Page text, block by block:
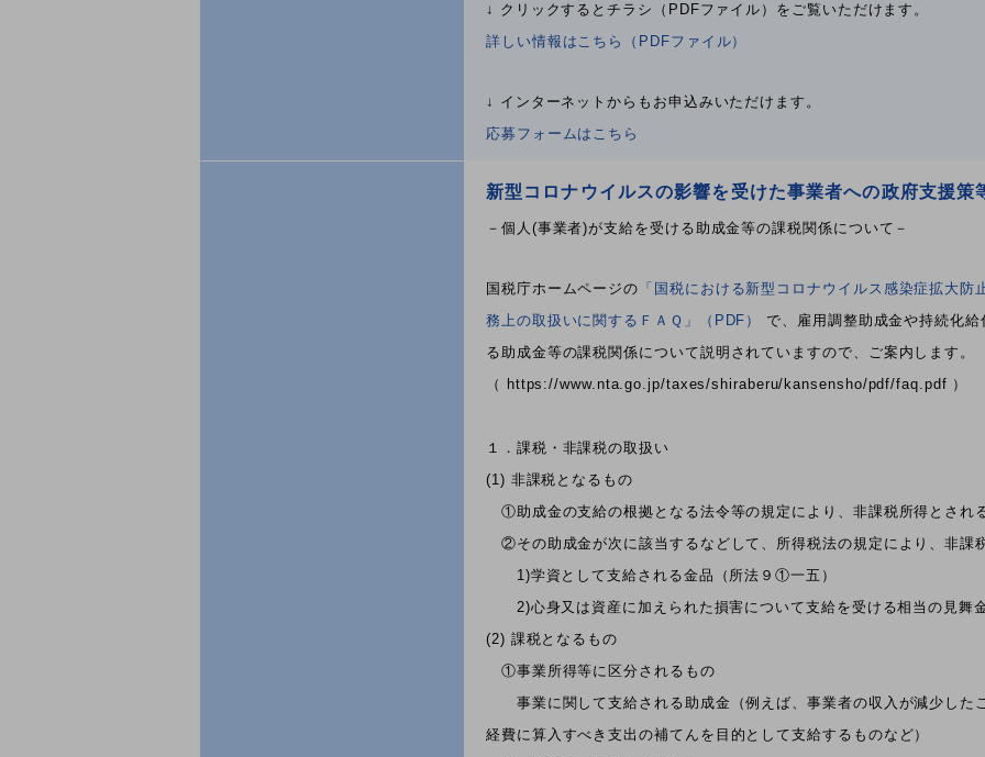
↓ クリックするとチラシ（PDFファイル）をご覧いただけます。
詳しい情報はこちら（PDFファイル）
↓ インターネットからもお申込みいただけます。
応募フォームはこちら
新型コロナウイルスの影響を受けた事業者への政府支援策
－個人(事業者)が支給を受ける助成金等の課税関係について－
国税庁ホームページの 「国税における新型コロナウイルス感染症拡大
務上の取扱いに関するＦＡＱ」（PDF）
で、雇用調整助成金や持続化
る助成金等の課税関係について説明されていますので、ご案内します。
（ https://www.nta.go.jp/taxes/shiraberu/kansensho/pdf/faq.pdf ）
１．課税・非課税の取扱い
(1) 非課税となるもの
①助成金の支給の根拠となる法令等の規定により、非課税所得とされ
②その助成金が次に該当するなどして、所得税法の規定により、非課
1)学資として支給される金品（所法９①一五）
2)心身又は資産に加えられた損害について支給を受ける相当の見舞
(2) 課税となるもの
①事業所得等に区分されるもの
事業に関して支給される助成金（例えば、事業者の収入が減少した
経費に算入すべき支出の補てんを目的として支給するものなど）